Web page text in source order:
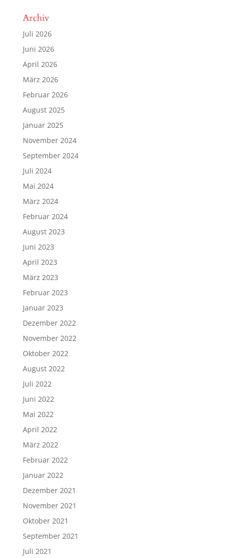
Archiv
Juli 2026
Juni 2026
April 2026
März 2026
Februar 2026
August 2025
Januar 2025
November 2024
September 2024
Juli 2024
Mai 2024
März 2024
Februar 2024
August 2023
Juni 2023
April 2023
März 2023
Februar 2023
Januar 2023
Dezember 2022
November 2022
Oktober 2022
August 2022
Juli 2022
Juni 2022
Mai 2022
April 2022
März 2022
Februar 2022
Januar 2022
Dezember 2021
November 2021
Oktober 2021
September 2021
Juli 2021